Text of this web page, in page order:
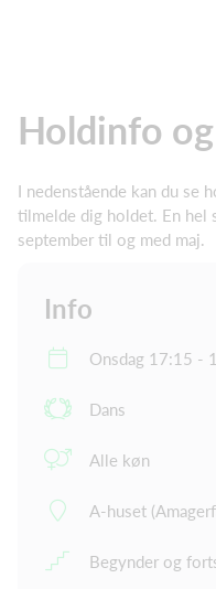
Holdinfo
I nedenstående kan du
tilmelde dig holdet. En hel
september til og med maj.
Info
Onsdag 17:15 -
Dans
Alle køn
A-huset
Begynder og